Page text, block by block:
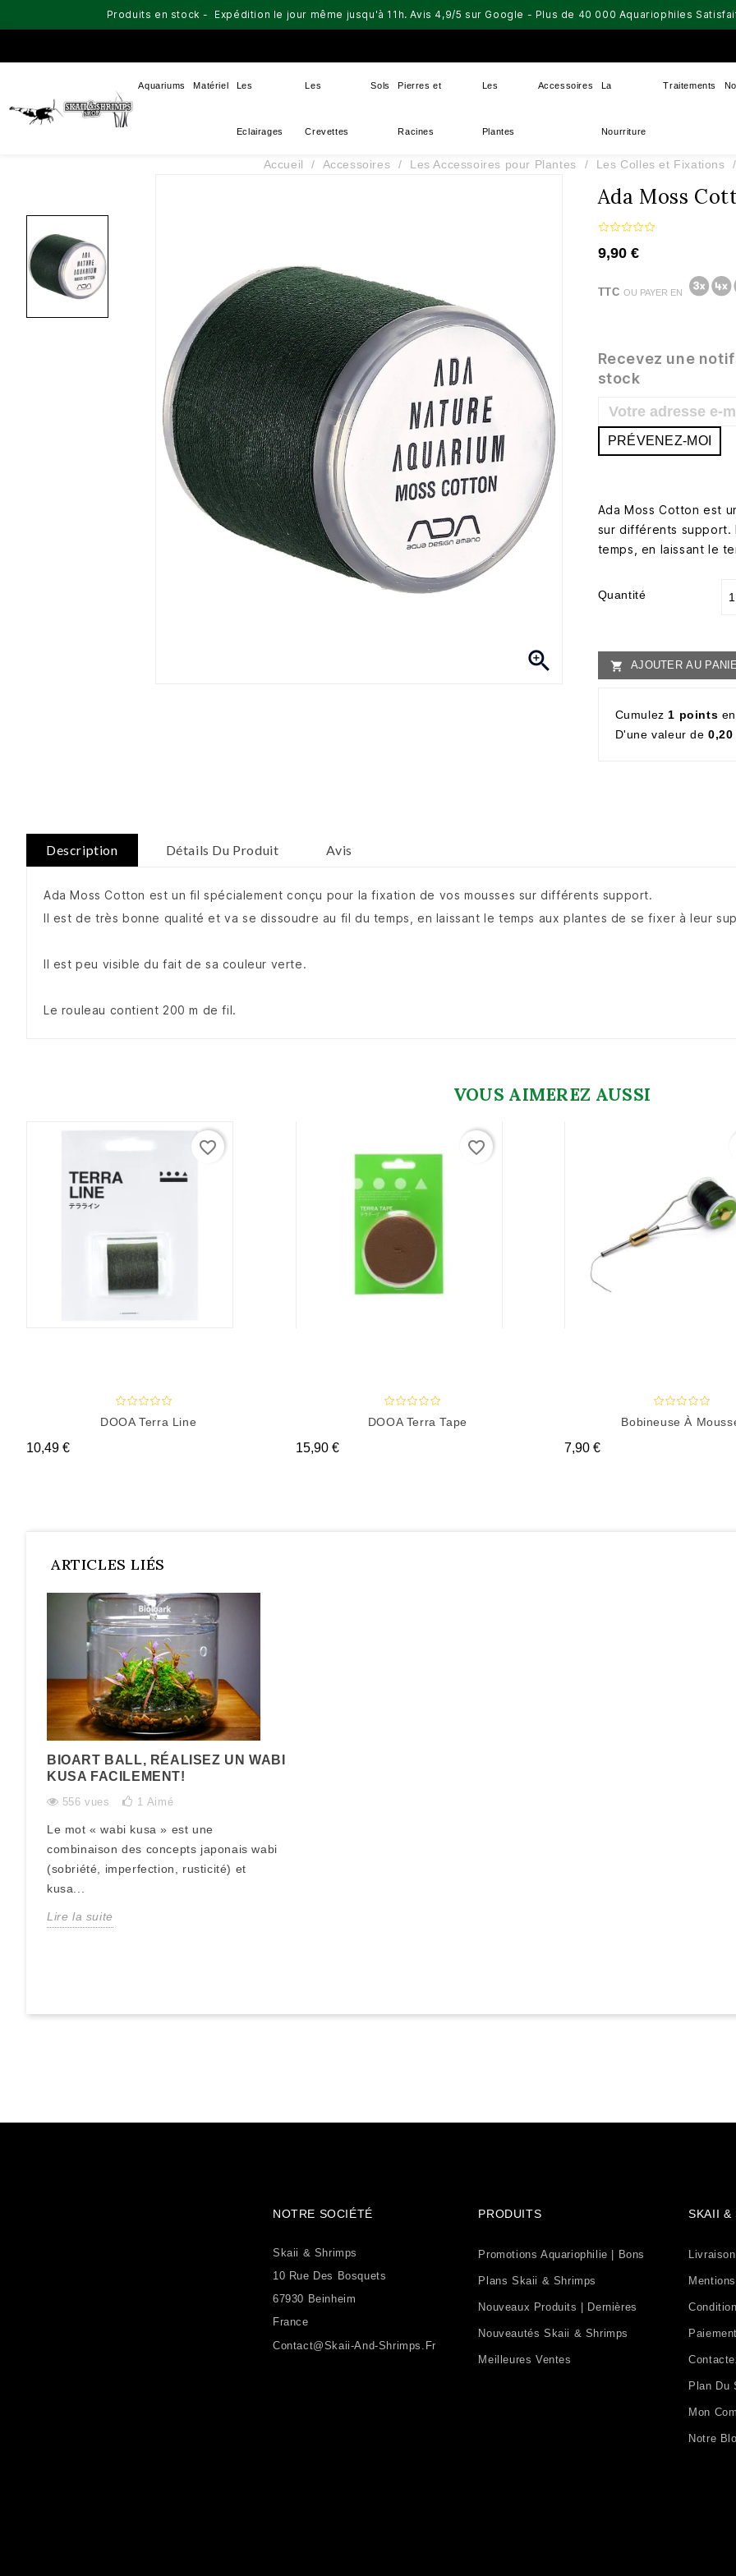
Produits en stock - Expédition le jour même jusqu'à 11h. Avis 4,9/5 sur Google - Plus de 40 000 Aquariophiles
Aquariums Matériel Les
Eclairages
Les
Crevettes
Sols Pierres et
Racines
Les
Plantes
Accessoires La
Nourriture
Traitements
Accueil Accessoires Les Accessoires pour Plantes Les Colles et Fixations

Ada Moss
9,90 €
TTCOU PAYER EN
Recevez une
stock
PRÉVENEZ-MOI
Ada Moss Cotton est
sur différents support.
temps, en laissant le
Quantité
 AJOUTER AU
Cumulez1 points
D'une valeur de0,20
Description Détails Du Produit Avis
Ada Moss Cotton est un fil spécialement conçu pour la fixation de vos mousses sur différents support.
Il est de très bonne qualité et va se dissoudre au fil du temps, en laissant le temps aux plantes de se fixer à leur
Il est peu visible du fait de sa couleur verte.
Le rouleau contient 200 m de fil.
VOUS AIMEREZ AUSSI
favorite_border
DOOA Terra Line
Prix
10,49 €
favorite_border
DOOA Terra Tape
Prix
15,90 €
Bobineuse À
Prix
7,90 €
ARTICLES LIÉS
BIOART BALL, RÉALISEZ UN WABI
KUSA FACILEMENT!
556 vues 1 Aimé
Le mot « wabi kusa » est une
combinaison des concepts japonais wabi
(sobriété, imperfection, rusticité) et
kusa...
Lire la suite
NOTRE SOCIÉTÉ
Skaii & Shrimps
10 Rue Des Bosquets
67930 Beinheim
France
Contact@skaii-And-Shrimps.fr
PRODUITS
Promotions Aquariophilie | Bons
Plans Skaii & Shrimps
Nouveaux Produits | Dernières
Nouveautés Skaii & Shrimps
Meilleures Ventes
SKAII &
Livraison
Plan Du
Mon
Notre